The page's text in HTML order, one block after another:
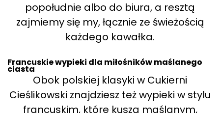
popołudnie albo do biura, a resztą
zajmiemy się my, łącznie ze świeżością
każdego kawałka.
Francuskie wypieki dla miłośników maślanego
ciasta
Obok polskiej klasyki w Cukierni
Cieślikowski znajdziesz też wypieki w stylu
francuskim, które kuszą maślanym,